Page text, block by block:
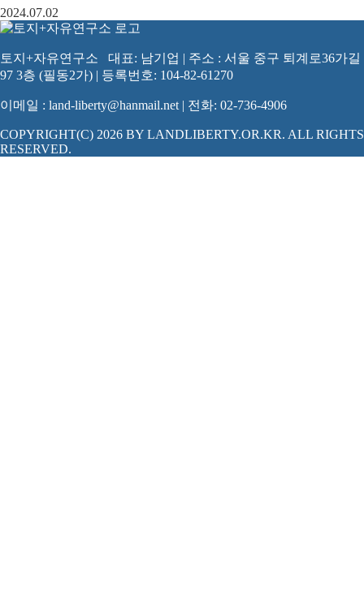
2024.07.02
토지+자유연구소 대표: 남기업 | 주소 : 서울 중구 퇴계로36가길
97 3층 (필동2가) | 등록번호: 104-82-61270
이메일 : land-liberty@hanmail.net | 전화: 02-736-4906
COPYRIGHT(C) 2026 BY LANDLIBERTY.OR.KR. ALL RIGHTS
RESERVED.